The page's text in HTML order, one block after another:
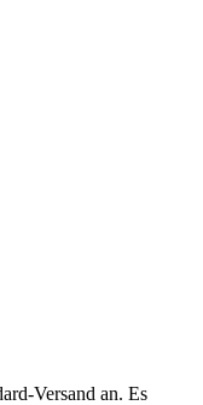
Versand an. Es